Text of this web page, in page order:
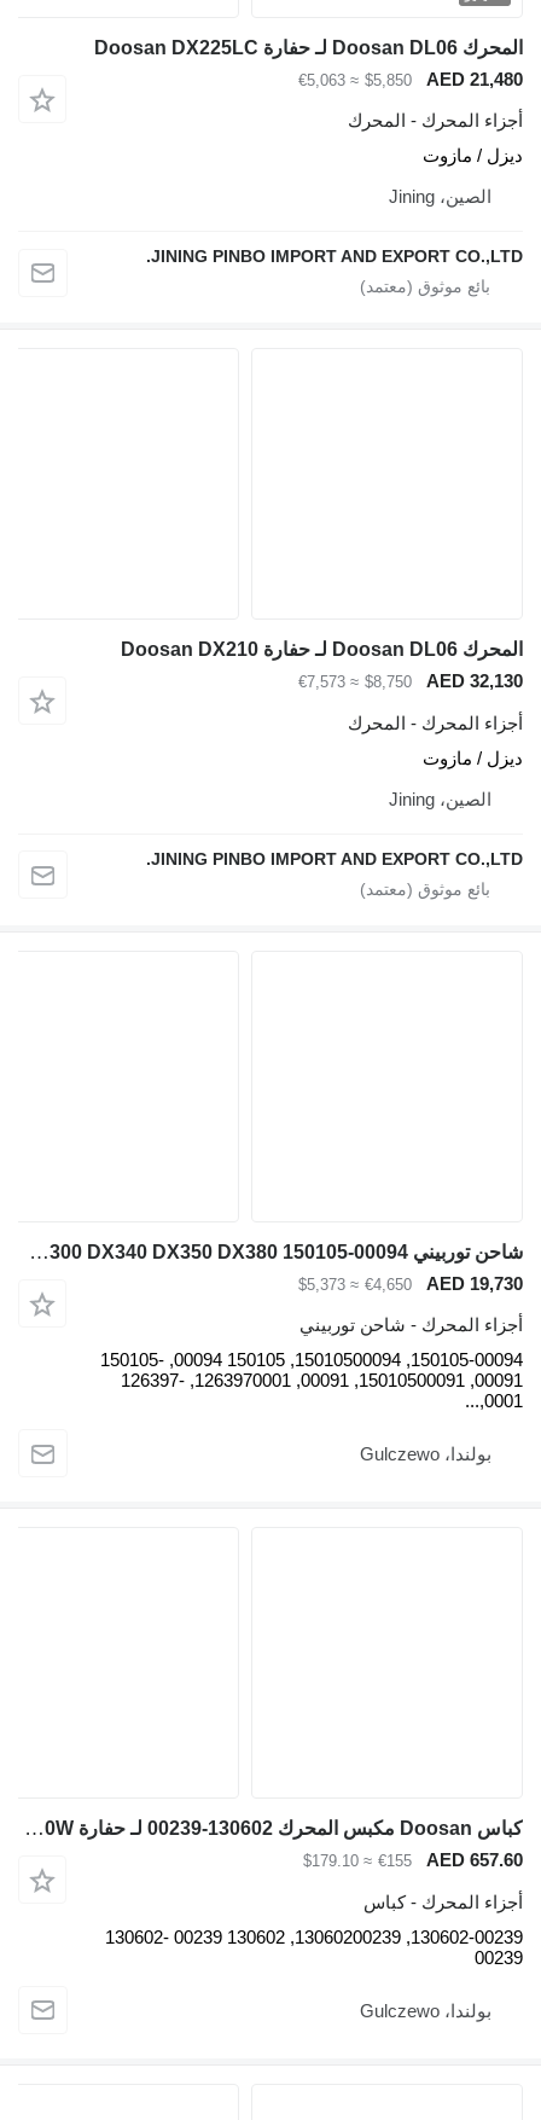
المحرك Doosan DL06 لـ حفارة Doosan DX225LC
AED 21,480
$5,850
≈ €5,063
أجزاء المحرك - المحرك
ديزل / مازوت
الصين، Jining
JINING PINBO IMPORT AND EXPORT CO.,LTD.
المحرك Doosan DL06 لـ حفارة Doosan DX210
AED 32,130
$8,750
≈ €7,573
أجزاء المحرك - المحرك
ديزل / مازوت
الصين، Jining
JINING PINBO IMPORT AND EXPORT CO.,LTD.
شاحن توربيني Doosan DX300 DX340 DX350 DX380 150105-00094 لـ حفارة Doosan Doosan DX300, Doosan DX300LC-3, Doosan DX340, Doosan DX340LC-3, Doosan DX350, Doosan DX350LC-3, Doosan DX380, Doosan DX380LC-3
AED 19,730
€4,650
≈ $5,373
أجزاء المحرك - شاحن توربيني
150105-00094, 15010500094, 150105 00094, 150105-
00091, 15010500091, 00091, 1263970001, 126397-
0001,...
بولندا، Gulczewo
كباس Doosan مكبس المحرك 130602-00239 لـ حفارة Doosan DL200-3, DL200TC-3, DL220-3, DX150W
AED 657.60
€155
≈ $179.10
أجزاء المحرك - كباس
130602-00239, 13060200239, 130602 00239 130602-
00239
بولندا، Gulczewo